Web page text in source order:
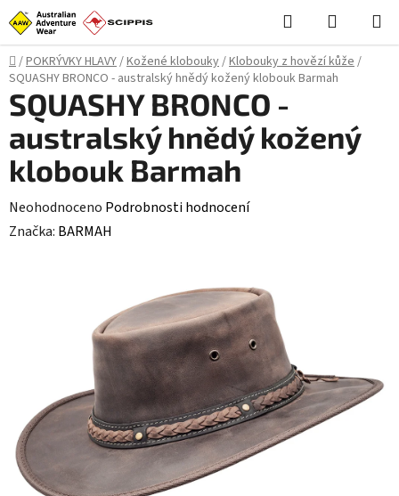
Přejít
na
obsah
Hledat
KOŠÍK
Domů
/POKRÝVKY HLAVY/Kožené klobouky/Klobouky z hovězí kůže/
SQUASHY BRONCO - australský hnědý kožený klobouk Barmah
SQUASHY BRONCO -
australský hnědý kožený
klobouk Barmah
Průměrné
hodnocení
Neohodnoceno Podrobnosti hodnocení
Značka: BARMAH